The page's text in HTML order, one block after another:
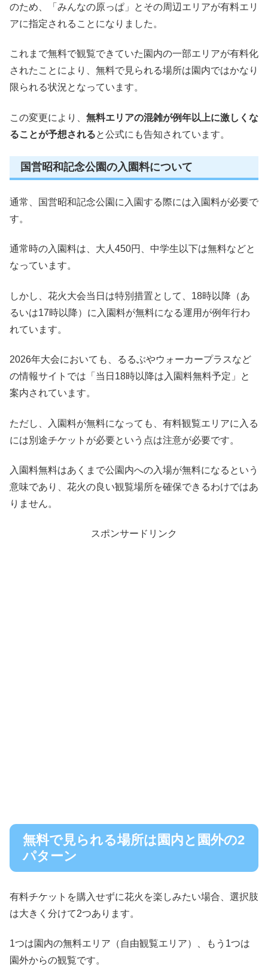
のため、「みんなの原っぱ」とその周辺エリアが有料エリ
アに指定されることになりました。
これまで無料で観覧できていた園内の一部エリアが有料化
されたことにより、無料で見られる場所は園内ではかなり
限られる状況となっています。
この変更により、 無料エリアの混雑が例年以上に激しくな
ることが予想されると公式にも告知されています。
国営昭和記念公園の入園料について
通常、国営昭和記念公園に入園する際には入園料が必要で
す。
通常時の入園料は、大人450円、中学生以下は無料などと
なっています。
しかし、花火大会当日は特別措置として、18時以降（あ
るいは17時以降）に入園料が無料になる運用が例年行わ
れています。
2026年大会においても、るるぶやウォーカープラスなど
の情報サイトでは「当日18時以降は入園料無料予定」と
案内されています。
ただし、入園料が無料になっても、有料観覧エリアに入る
には別途チケットが必要という点は注意が必要です。
入園料無料はあくまで公園内への入場が無料になるという
意味であり、花火の良い観覧場所を確保できるわけではあ
りません。
スポンサードリンク
無料で見られる場所は園内と園外の2
パターン
有料チケットを購入せずに花火を楽しみたい場合、選択肢
は大きく分けて2つあります。
1つは園内の無料エリア（自由観覧エリア）、もう1つは
園外からの観覧です。